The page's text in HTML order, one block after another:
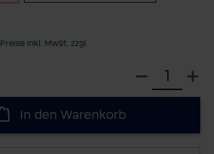
Preise inkl. MwSt. zzgl.
W
e
In den Warenkorb